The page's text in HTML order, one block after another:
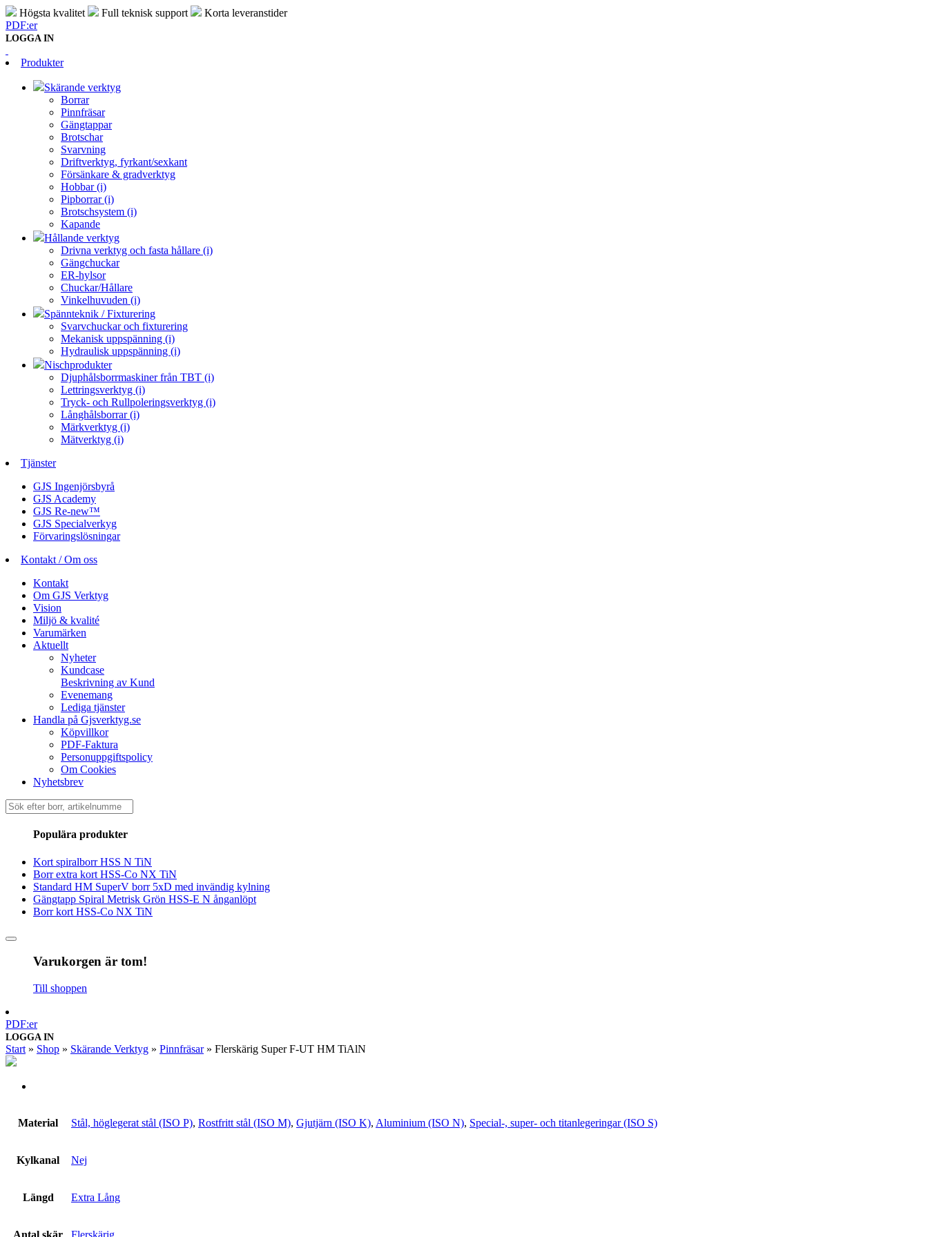
Högsta kvalitet Full teknisk support
Korta leveranstider
PDF:er
LOGGA IN
Produkter
Skärande verktyg
Borrar
Pinnfräsar
Gängtappar
Brotschar
Svarvning
Driftverktyg, fyrkant/sexkant
Försänkare & gradverktyg
Hobbar (i)
Pipborrar (i)
Brotschsystem (i)
Kapande
Hållande verktyg
Drivna verktyg och fasta hållare (i)
Gängchuckar
ER-hylsor
Chuckar/Hållare
Vinkelhuvuden (i)
Spännteknik / Fixturering
Svarvchuckar och fixturering
Mekanisk uppspänning (i)
Hydraulisk uppspänning (i)
Nischprodukter
Djuphålsborrmaskiner från TBT (i)
Lettringsverktyg (i)
Tryck- och Rullpoleringsverktyg (i)
Långhålsborrar (i)
Märkverktyg (i)
Mätverktyg (i)
Tjänster
GJS Ingenjörsbyrå
GJS Academy
GJS Re-new™
GJS Specialverkyg
Förvaringslösningar
Kontakt / Om oss
Kontakt
Om GJS Verktyg
Vision
Miljö & kvalité
Varumärken
Aktuellt
Nyheter
Kundcase
Beskrivning av Kund
Evenemang
Lediga tjänster
Handla på Gjsverktyg.se
Köpvillkor
PDF-Faktura
Personuppgiftspolicy
Om Cookies
Nyhetsbrev
Sök
efter:
Populära produkter
Kort spiralborr HSS N TiN
Borr extra kort HSS-Co NX TiN
Standard HM SuperV borr 5xD med invändig kylning
Gängtapp Spiral Metrisk Grön HSS-E N ånganlöpt
Borr kort HSS-Co NX TiN
Varukorgen är tom!
Till shoppen
PDF:er
LOGGA IN
Start » Shop » Skärande Verktyg » Pinnfräsar» Flerskärig Super F-UT HM TiAlN
Material Stål, höglegerat stål (ISO P), Rostfritt stål (ISO M), Gjutjärn (ISO K), Aluminium (ISO N), Special-, super- och titanlegeringar (ISO S)
Kylkanal Nej
Längd Extra Lång
Antal skär Flerskärig